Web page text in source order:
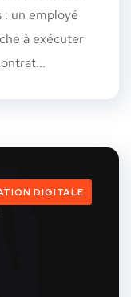
: un employé
à exécuter
DIGITALE